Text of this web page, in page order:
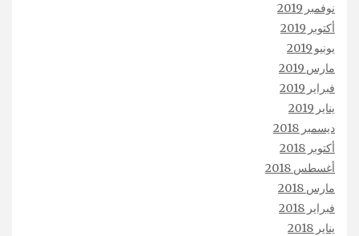
نوفمبر 2019
أكتوبر 2019
يونيو 2019
مارس 2019
فبراير 2019
يناير 2019
ديسمبر 2018
أكتوبر 2018
أغسطس 2018
مارس 2018
فبراير 2018
يناير 2018